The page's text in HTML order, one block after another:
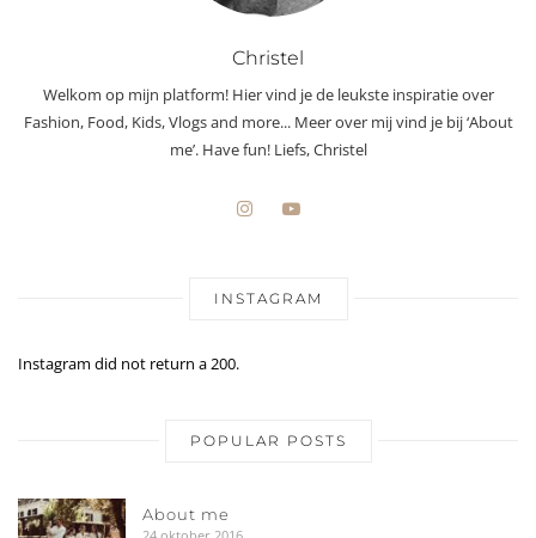
Christel
Welkom op mijn platform! Hier vind je de leukste inspiratie over
Fashion, Food, Kids, Vlogs and more... Meer over mij vind je bij ‘About
me’. Have fun! Liefs, Christel
INSTAGRAM
Instagram did not return a 200.
POPULAR POSTS
About me